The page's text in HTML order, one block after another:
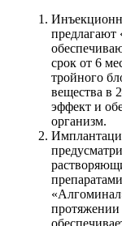
предлагают
срок от 6
тройного
вещества в
эффект и
организм.
протяжении